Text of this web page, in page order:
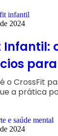
2024
Infantil:
o CrossFit
a prática
2024